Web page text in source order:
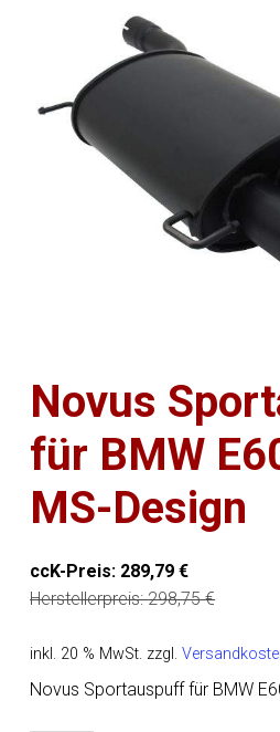
Novus
für BMW
MS-Design
ccK-Preis: 289,79€
Herstellerpreis:298,75€
inkl. 20 % MwSt. zzgl.
Novus Sportauspuff für BMW